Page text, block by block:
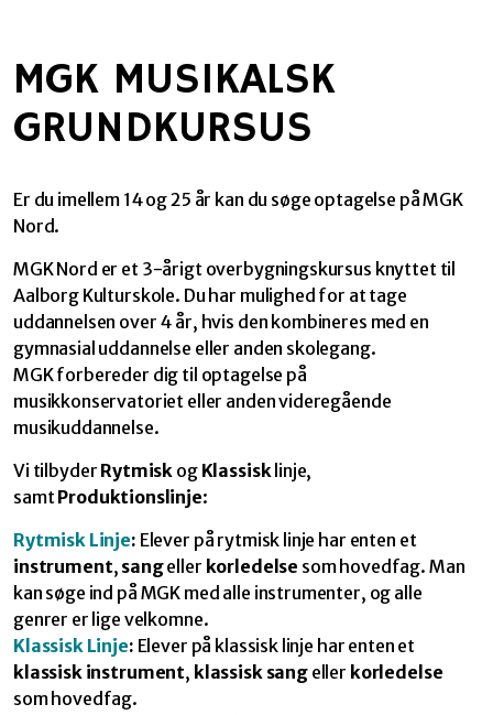
MGK MUSIKALSK
GRUNDKURSUS
Er du imellem 14 og 25 år kan du søge optagelse på MGK
Nord.
MGK Nord er et 3-årigt overbygningskursus knyttet til
Aalborg Kulturskole. Du har mulighed for at tage
uddannelsen over 4 år, hvis den kombineres med en
gymnasial uddannelse eller anden skolegang.
MGK forbereder dig til optagelse på
musikkonservatoriet eller anden videregående
musikuddannelse.
Vi tilbyder Rytmisk og Klassisklinje,
samt Produktionslinje:
Rytmisk Linje: Elever på rytmisk linje har enten et
instrument, sangeller korledelse som hovedfag. Man
kan søge ind på MGK med alle instrumenter, og alle
genrer er lige velkomne.
Klassisk Linje: Elever på klassisk linje har enten et
klassisk instrument, klassisk sangeller korledelse
som hovedfag.